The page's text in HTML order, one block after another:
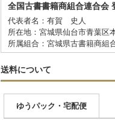
全国古書書籍商組合連合会
代表者名：有賀 史人
所在地：宮城県仙台市青葉区
所属組合：宮城県古書籍商組
送料について
ゆうパック・宅配便